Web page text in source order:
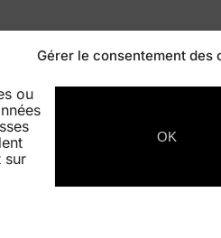
Gérer le consentement des
ou
sur
OK